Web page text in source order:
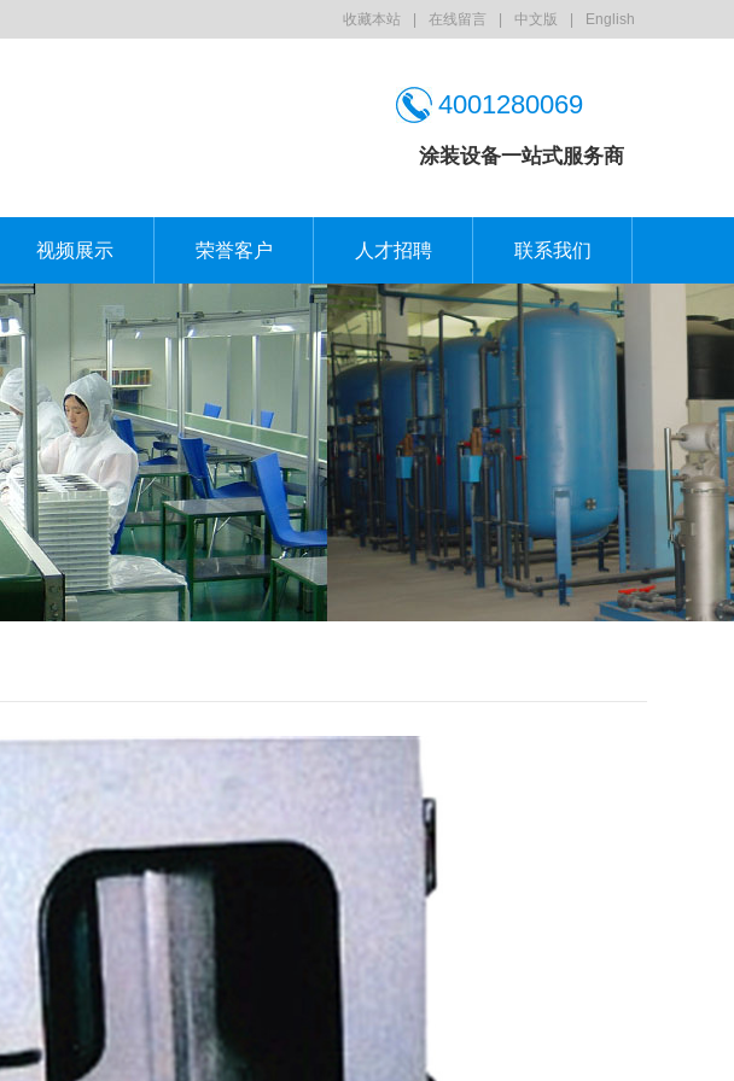
收藏本站 在线留言 中文版 English
4001280069
涂装设备一站式服务商
视频展示 荣誉客户 人才招聘 联系我们